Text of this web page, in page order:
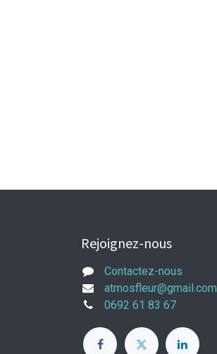
Rejoignez-nous
Contactez-nous
atmosfleur@gmail.com
0692 61 83 67